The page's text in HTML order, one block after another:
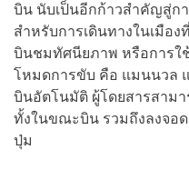
บิน นับเป็นอีกก้าวสำคัญสู่ก
สำหรับการเดินทางในเมือ
บินชมทัศนียภาพ หรือการใ
โหมดการขับ คือ แมนนวล
บินอัตโนมัติ ผู้โดยสารสาม
ทั้งในขณะบิน รวมถึงลงจอ
ปุ่ม